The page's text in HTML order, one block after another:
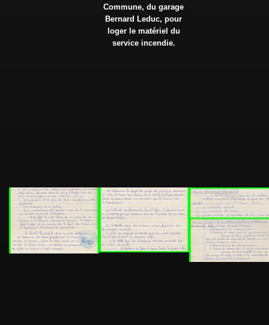
Commune, du garage
Bernard Leduc, pour
loger le matériel du
service incendie.